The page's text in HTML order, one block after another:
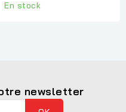
En stock
newsletter